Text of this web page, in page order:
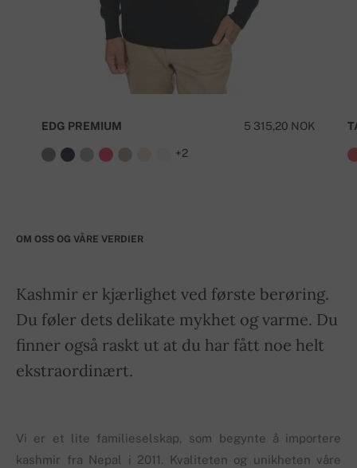
5 315,20 NOK
EDG PREMIUM
+2
OM OSS OG VÅRE VERDIER
Kashmir er kjærlighet ved første berøring.
Du føler dets delikate mykhet og varme. Du
finner også raskt ut at du har fått noe helt
ekstraordinært.
Vi er et lite familieselskap, som begynte å importere
kashmir fra Nepal i 2011. Kvaliteten og unikheten våre